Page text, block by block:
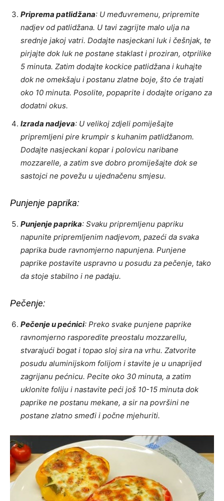
Priprema patlidžana: U međuvremenu, pripremite
nadjev od patlidžana. U tavi zagrijte malo ulja na
srednje jakoj vatri. Dodajte nasjeckani luk i češnjak, te
pirjajte dok luk ne postane staklast i proziran, otprilike
5 minuta. Zatim dodajte kockice patlidžana i kuhajte
dok ne omekšaju i postanu zlatne boje, što će trajati
oko 10 minuta. Posolite, popaprite i dodajte origano za
dodatni okus.
Izrada nadjeva: U velikoj zdjeli pomiješajte
pripremljeni pire krumpir s kuhanim patlidžanom.
Dodajte nasjeckani kopar i polovicu naribane
mozzarelle, a zatim sve dobro promiješajte dok se
sastojci ne povežu u ujednačenu smjesu.
Punjenje paprika:
Punjenje paprika: Svaku pripremljenu papriku
napunite pripremljenim nadjevom, pazeći da svaka
paprika bude ravnomjerno napunjena. Punjene
paprike postavite uspravno u posudu za pečenje, tako
da stoje stabilno i ne padaju.
Pečenje:
Pečenje u pećnici: Preko svake punjene paprike
ravnomjerno rasporedite preostalu mozzarellu,
stvarajući bogat i topao sloj sira na vrhu. Zatvorite
posudu aluminijskom folijom i stavite je u unaprijed
zagrijanu pećnicu. Pecite oko 30 minuta, a zatim
uklonite foliju i nastavite peći još 10-15 minuta dok
paprike ne postanu mekane, a sir na površini ne
postane zlatno smeđi i počne mjehuriti.